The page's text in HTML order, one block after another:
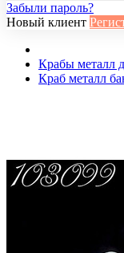
Забыли пароль?
Новый клиент
Крабы металл
Краб металл